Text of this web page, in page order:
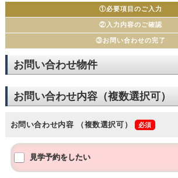
①必要項目のご入力
②入力内容のご確認
③お問い合わせの完了
お問い合わせ物件
お問い合わせ内容（複数選択可）
お問い合わせ内容 （複数選択可）
見学予約をしたい